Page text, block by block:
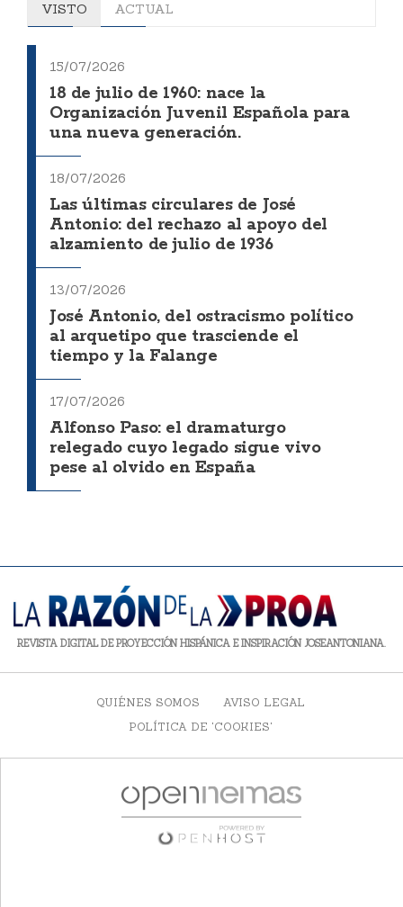
VISTO ACTUAL
15/07/2026
18 de julio de 1960: nace la
Organización Juvenil Española para
una nueva generación.
18/07/2026
Las últimas circulares de José
Antonio: del rechazo al apoyo del
alzamiento de julio de 1936
13/07/2026
José Antonio, del ostracismo político
al arquetipo que trasciende el
tiempo y la Falange
17/07/2026
Alfonso Paso: el dramaturgo
relegado cuyo legado sigue vivo
pese al olvido en España
REVISTA DIGITAL DE PROYECCIÓN HISPÁNICA E INSPIRACIÓN JOSEANTONIANA.
QUIÉNES SOMOS
AVISO LEGAL
POLÍTICA DE 'COOKIES'